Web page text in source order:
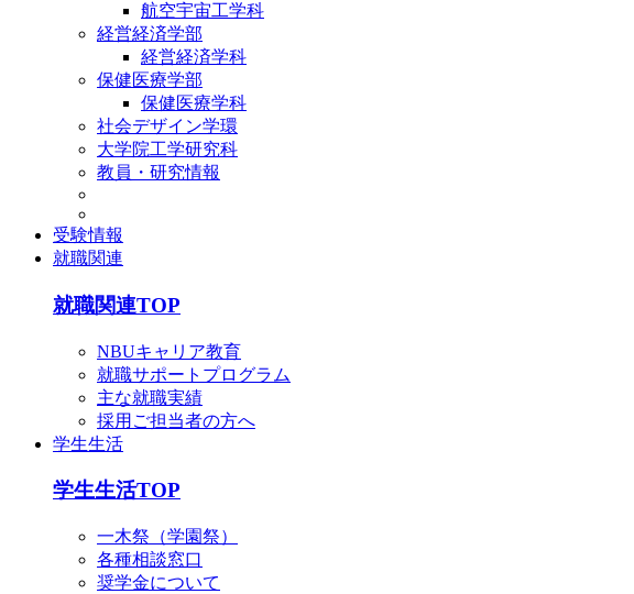
航空宇宙工学科
経営経済学部
経営経済学科
保健医療学部
保健医療学科
社会デザイン学環
大学院工学研究科
教員・研究情報
受験情報
就職関連
就職関連TOP
NBUキャリア教育
就職サポートプログラム
主な就職実績
採用ご担当者の方へ
学生生活
学生生活TOP
一木祭（学園祭）
各種相談窓口
奨学金について